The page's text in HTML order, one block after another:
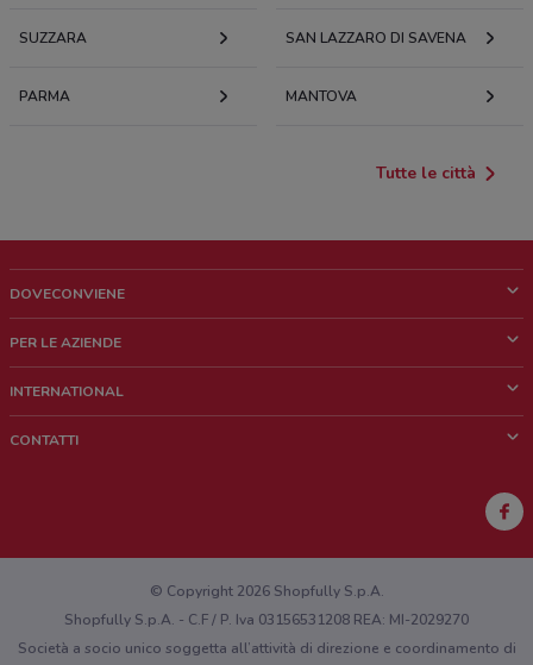
SUZZARA SAN LAZZARO DI SAVENA
PARMA MANTOVA
Tutte le città
DOVECONVIENE
Chi siamo
Lavora con noi
PER LE AZIENDE
Richieste commerciali e marketing
INTERNATIONAL
CONTATTI
Hai un malfunzionamento sul web o sull'app?
© Copyright 2026 Shopfully S.p.A.
Shopfully S.p.A. - C.F / P. Iva 03156531208 REA: MI-2029270
Società a socio unico soggetta all’attività di direzione e coordinamento di